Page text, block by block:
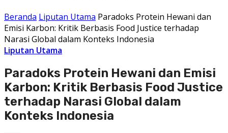
Beranda Liputan Utama Paradoks Protein Hewani dan
Emisi Karbon: Kritik Berbasis Food Justice terhadap
Narasi Global dalam Konteks Indonesia
Liputan Utama
Paradoks Protein Hewani dan Emisi
Karbon: Kritik Berbasis Food Justice
terhadap Narasi Global dalam
Konteks Indonesia